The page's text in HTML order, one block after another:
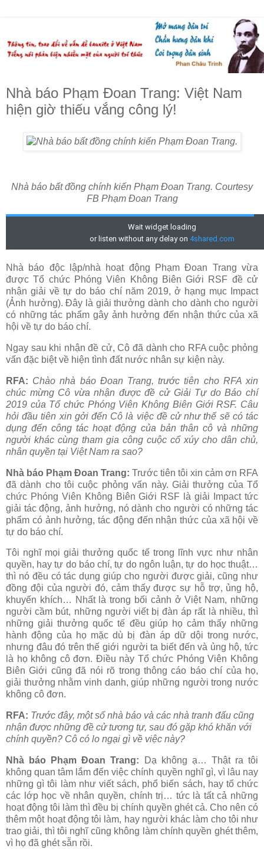
Nhà báo Phạm Đoan Trang: Việt Nam
hiện giờ thiếu vắng công lý!
Nhà báo bất đồng chính kiến Phạm Đoan Trang. Courtesy
FB Phạm Đoan Trang
Nhà báo độc lập/nhà hoạt động Phạm Đoan Trang vừa
được Tổ chức Phóng Viên Không Biên Giới RSF đề cử
nhận giải về tự do báo chí năm 2019, ở hạng mục Impact
(Ảnh hưởng). Đây là giải thưởng dành cho dành cho người
có những tác phẩm gây ảnh hưởng đến nhận thức của xã
hội về tự do báo chí.
Ngay sau khi nhận đề cử, Cô đã dành cho RFA cuộc phỏng
vấn đặc biệt về hiện tình đất nước nhân sự kiện này.
RFA: Chào nhà báo Đoan Trang, trước tiên cho RFA xin
chúc mừng Cô vừa nhận được đề cử Giải Tự do Báo chí
2019 của Tổ chức Phóng Viên Không Biên Giới RSF. Câu
hỏi đầu tiên xin gởi đến Cô là việc đề cử như thế sẽ có tác
dụng đến công tác hoạt động của bản thân cô và những
người khác cùng tham gia công cuộc cổ xúy cho dân chủ,
nhân quyền tại Việt Nam ra sao?
Nhà báo Phạm Đoan Trang: Trước tiên tôi xin cảm ơn RFA
đã dành cho tôi cuộc phỏng vấn này. Giải thưởng của Tổ
chức Phóng Viên Không Biên Giới RSF là giải Impact tức
giải tác động, ảnh hưởng, nó dành cho người có những tác
phẩm có ảnh hưởng, tác động đến nhận thức của xã hội về
tự do báo chí.
Tôi nghĩ mọi giải thưởng quốc tế trong lĩnh vực như nhân
quyền, hay tự do báo chí, tự do ngôn luận, tự do học thuật…
thì nó đều có tác dụng giúp cho người được giải, cũng như
đồng đội của người đó, cảm thấy được sự hỗ trợ, ủng hộ,
khuyến khích… Nhất là trong bối cảnh ở Việt Nam, những
người cầm bút, những người viết bị đàn áp rất là nhiều, thì
những giải thưởng quốc tế đều giúp họ cảm thấy những
hành động của họ mặc dù bị đàn áp dữ dội trong nước,
nhưng đâu đó trên thế giới người ta biết đến và ủng hộ, tức
là họ không cô đơn. Điều này Tổ chức Phóng Viên Không
Biên Giới cũng đã nói rõ trong thông cáo báo chí của họ,
giải thưởng nhằm vinh danh, giúp những người trong nước
không cô đơn.
RFA: Trước đây, một số nhà báo và các nhà tranh đấu cũng
nhận được những đề cử tương tự, sau đó gặp khó khăn với
chính quyền? Cô có lo ngại gì về việc này?
Nhà báo Phạm Đoan Trang:
Dạ không ạ… Thật ra tôi
không quan tâm lắm đến việc chính quyền nghĩ gì, vì lâu nay
những gì tôi làm như viết sách, phổ biến sách, hay tổ chức
các lớp học về nhân quyền, chính trị… tức là tất cả những
hoạt động tôi làm thì đều bị chính quyền ghét cả. Cho nên có
thêm một hoạt động tôi làm, hay người khác làm cho tôi như
trao giải, thì tôi nghĩ cũng không làm chính quyền ghét thêm,
vì họ đã ghét sẵn rồi.